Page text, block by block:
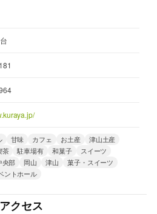
甘味 カフェ お土産
津山土産
茶
駐車場有 和菓子
スイーツ
央部
岡山 津山
菓子・スイーツ
ントホール
アクセス